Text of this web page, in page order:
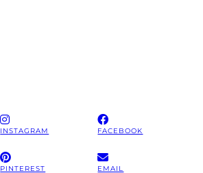
INSTAGRAM FACEBOOK
PINTEREST EMAIL